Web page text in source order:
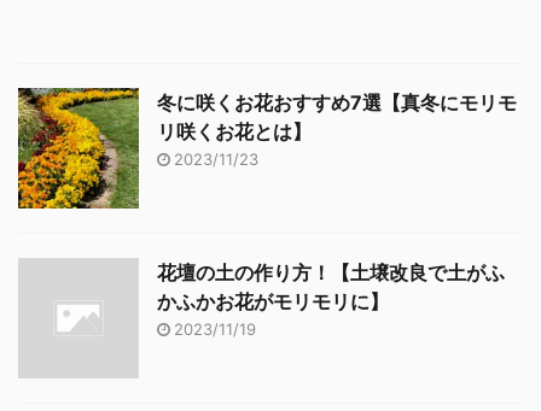
冬に咲くお花おすすめ7選【真冬にモリモ
リ咲くお花とは】
2023/11/23
花壇の土の作り方！【土壌改良で土がふ
かふかお花がモリモリに】
2023/11/19